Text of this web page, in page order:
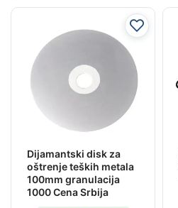
Dijamantski disk za
oštrenje teških metala
100mm granulacija
1000 Cena Srbija